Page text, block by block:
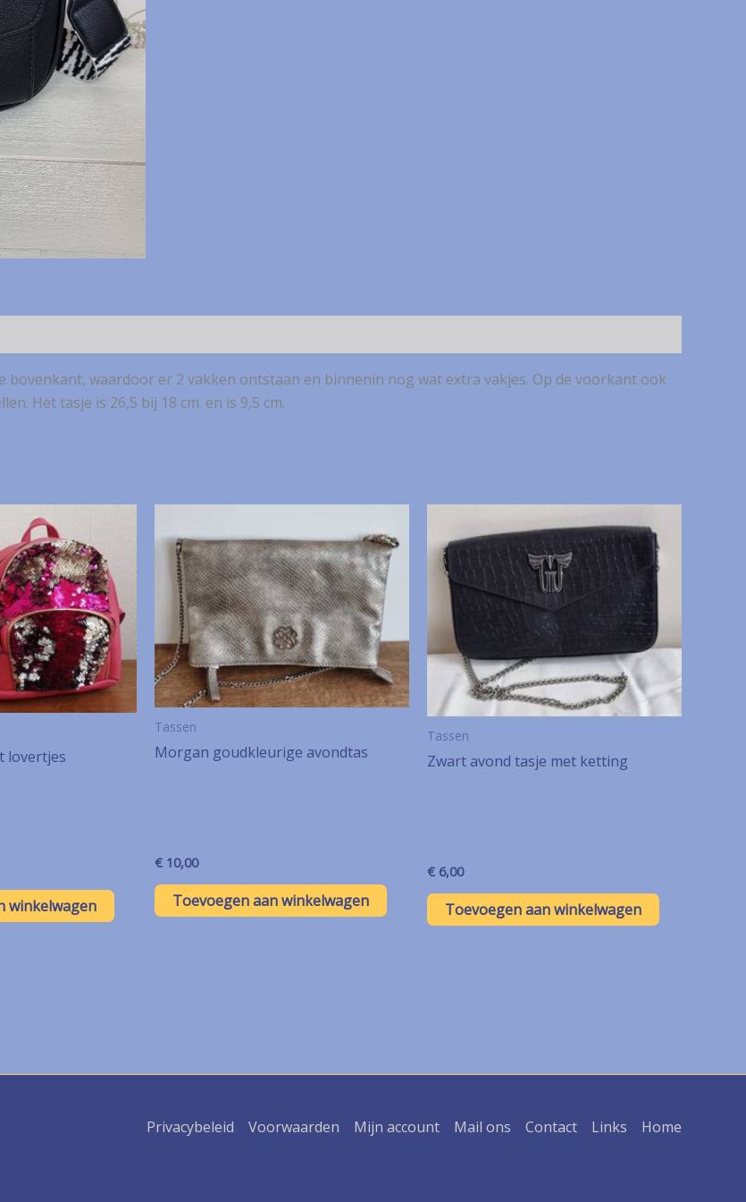
bovenkant, waardoor er 2 vakken ontstaan en binnenin nog wat extra vakjes. Op de voorkant ook
Het tasje is 26,5 bij 18 cm. en is 9,5 cm.
lovertjes
winkelwagen
Tassen
Morgan goudkleurige avondtas
€ 10,00
Toevoegen aan winkelwagen
Tassen
Zwart avond tasje met ketting
€ 6,00
Toevoegen aan winkelwagen
Privacybeleid Voorwaarden Mijn account Mail ons Contact Links Home